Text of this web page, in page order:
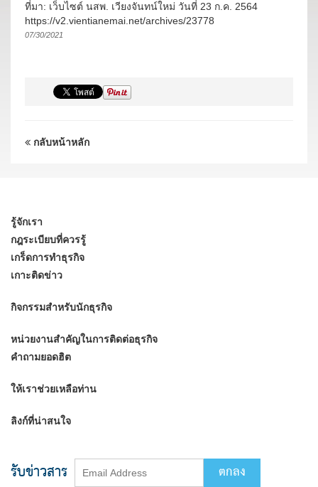
ที่มา: เว็บไซต์ นสพ. เวียงจันทน์ใหม่ วันที่ 23 ก.ค. 2564
https://v2.vientianemai.net/archives/23778
07/30/2021
กลับหน้าหลัก
รู้จักเรา
กฎระเบียบที่ควรรู้
เกร็ดการทำธุรกิจ
เกาะติดข่าว
กิจกรรมสำหรับนักธุรกิจ
หน่วยงานสำคัญในการติดต่อธุรกิจ
คำถามยอดฮิต
ให้เราช่วยเหลือท่าน
ลิงก์ที่น่าสนใจ
รับข่าวสาร